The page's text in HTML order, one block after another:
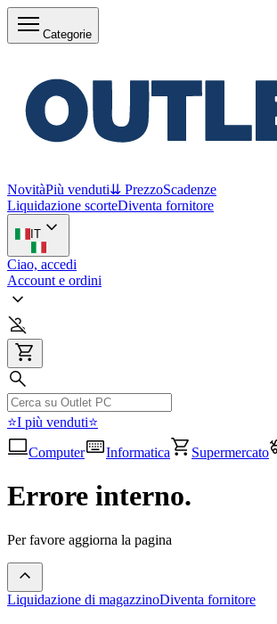
Categorie
NovitàPiù venduti⇊ PrezzoScadenze
Liquidazione scorteDiventa fornitore
IT
Ciao, accedi
Account e ordini
⭐I più venduti⭐
Computer
Informatica Supermercato
Errore interno.
Per favore aggiorna la pagina
Liquidazione di magazzinoDiventa fornitore